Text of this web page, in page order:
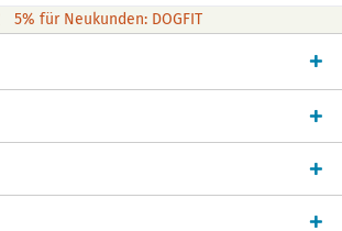
5% für Neukunden: DOGFIT